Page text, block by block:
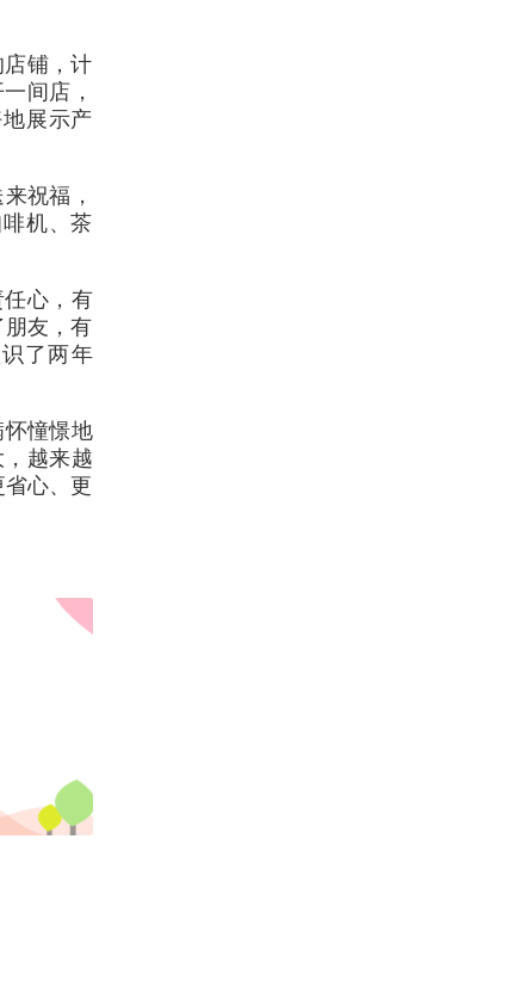
铺，计
间店，
展示产
祝福，
机、茶
心，有
友，有
了两年
怀憧憬地
越来越
心、更